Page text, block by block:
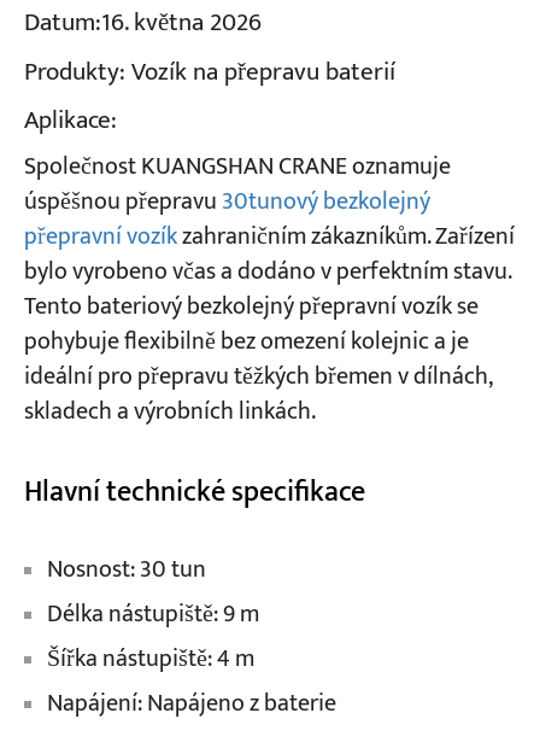
Projekty
Blogy
Zprávy
Aplikace
O nás
Kontaktujte nás
Datum:16. května 2026
Produkty:Vozík na přepravu baterií
Aplikace:
Společnost KUANGSHAN CRANE oznamuje
úspěšnou přepravu30tunový bezkolejný
přepravní vozíkzahraničním zákazníkům. Zařízení
bylo vyrobeno včas a dodáno v perfektním stavu.
Tento bateriový bezkolejný přepravní vozík se
pohybuje flexibilně bez omezení kolejnic a je
ideální pro přepravu těžkých břemen v dílnách,
skladech a výrobních linkách.
Hlavní technické specifikace
Nosnost: 30 tun
Délka nástupiště: 9 m
Šířka nástupiště: 4 m
Napájení: Napájeno z baterie